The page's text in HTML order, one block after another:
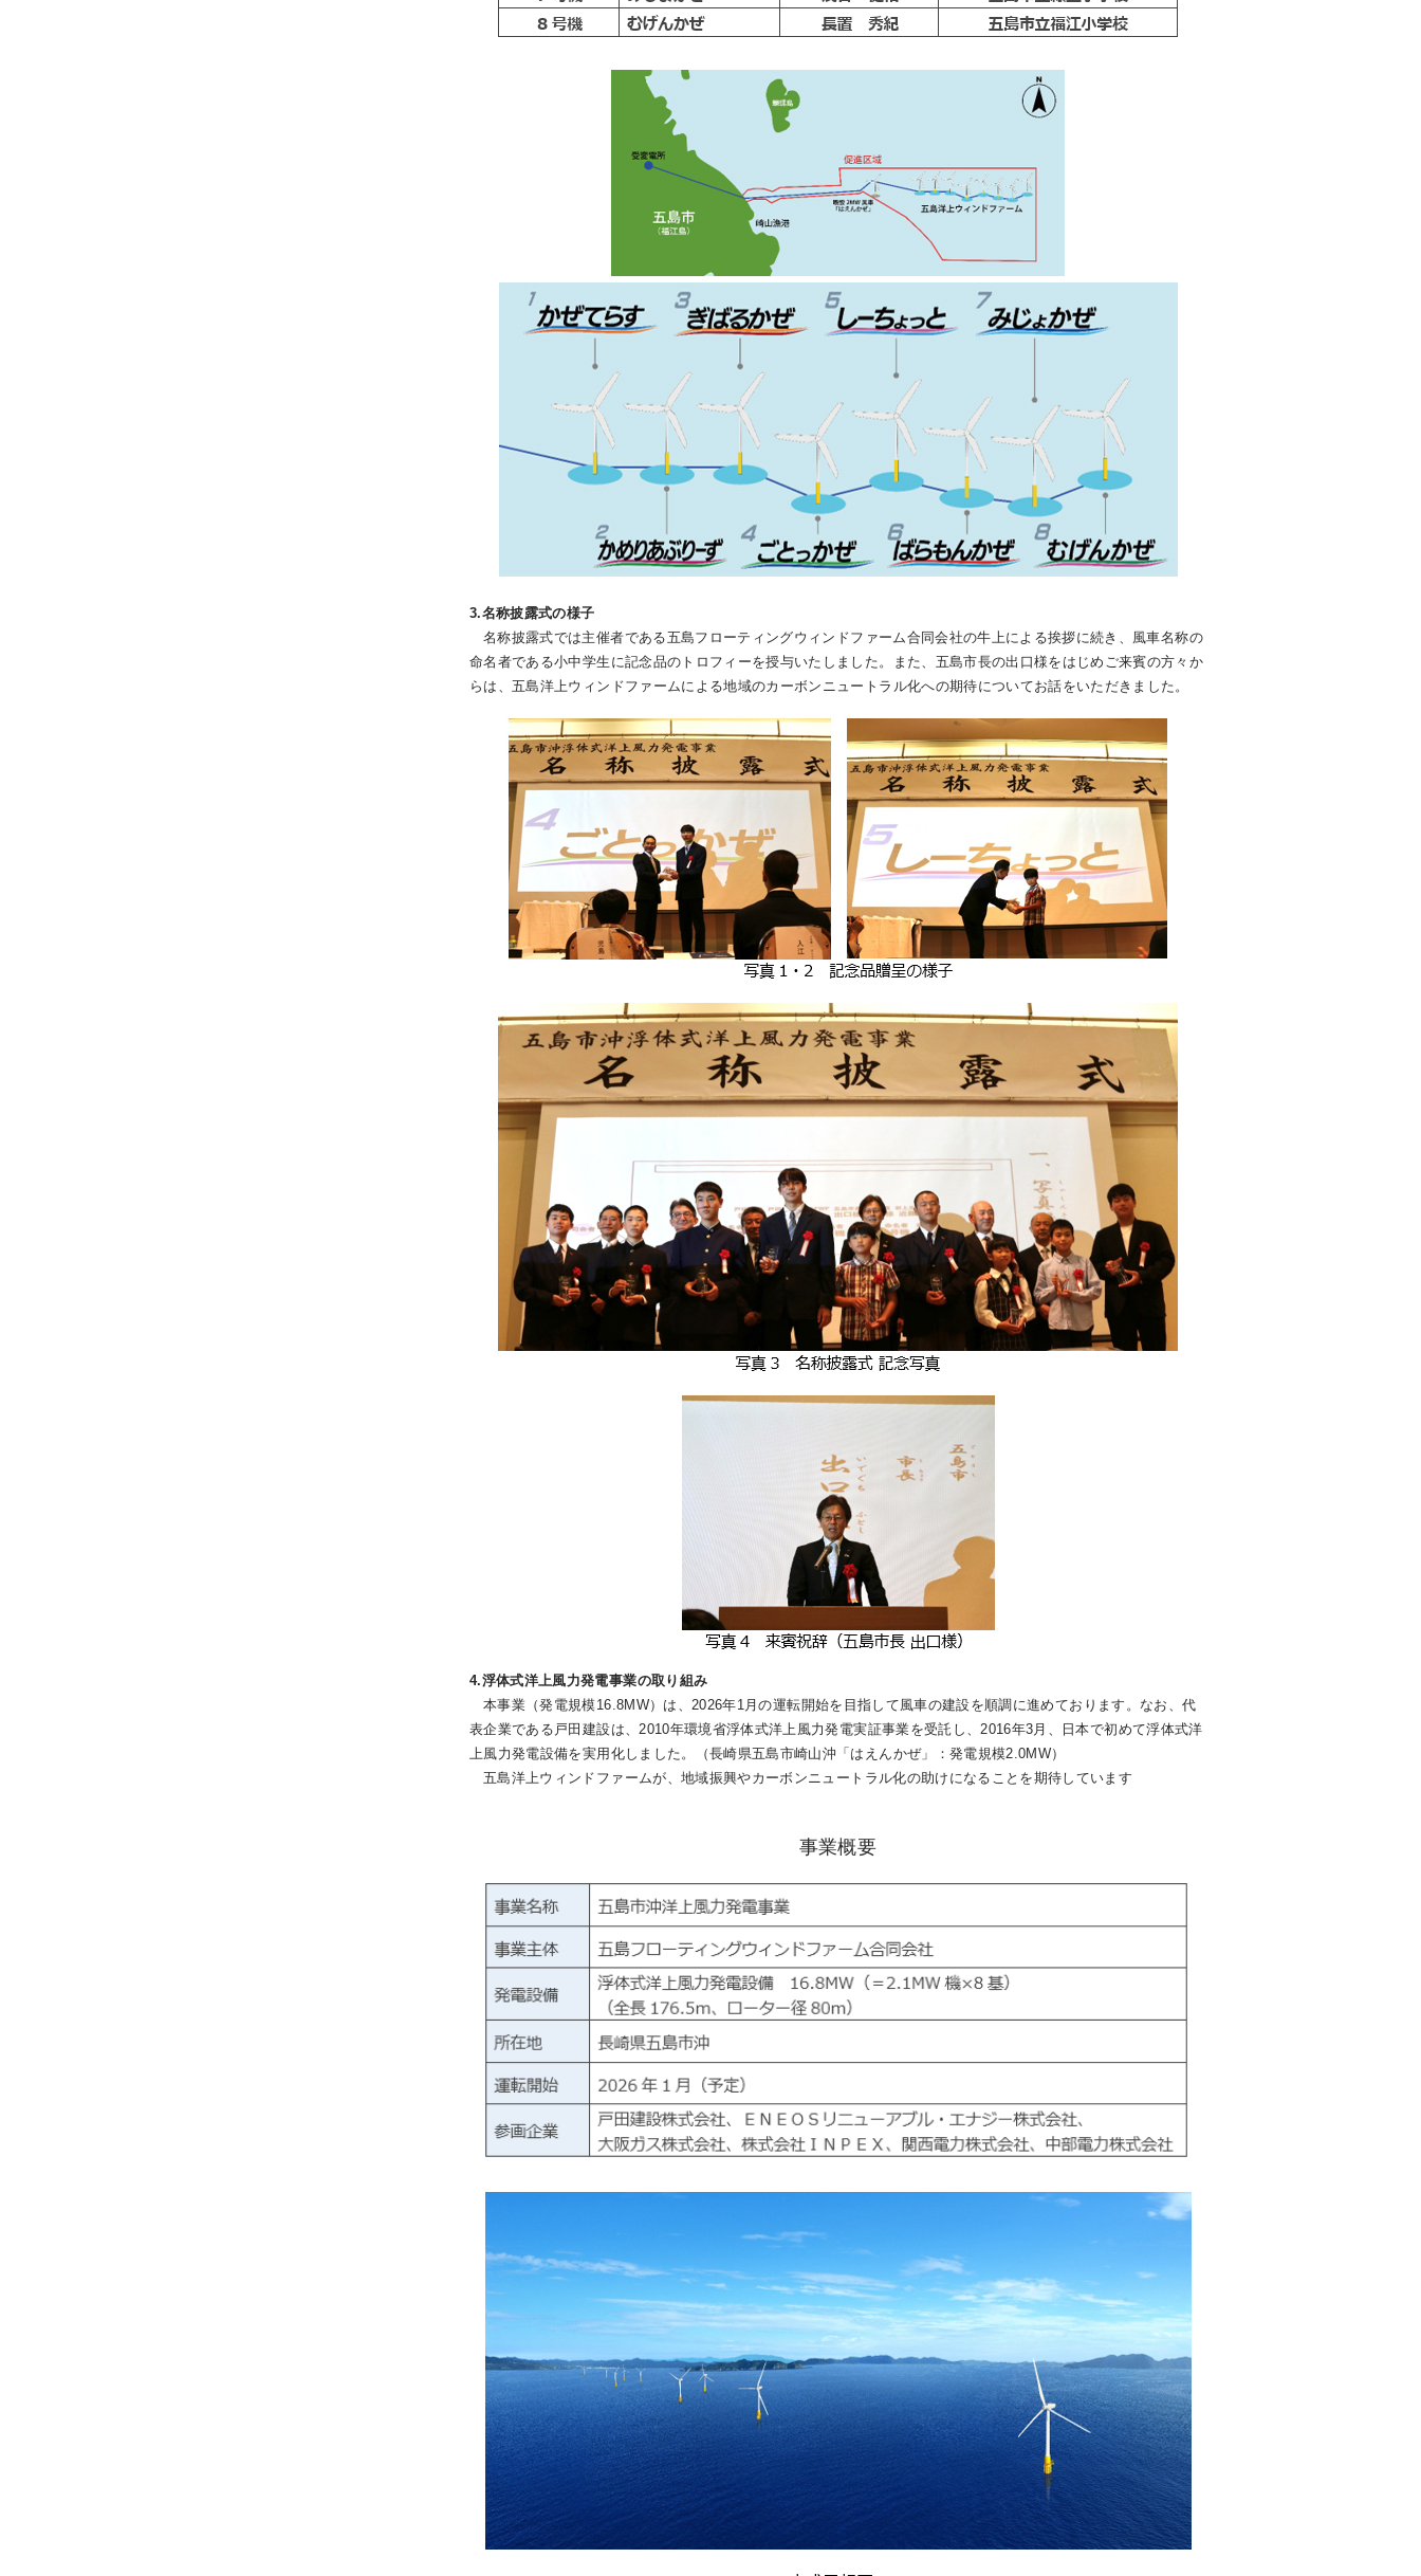
3.名称披露式の様子
名称披露式では主催者である五島フローティングウィンドファーム合同会社の牛上による挨拶に続き、風車名称の
命名者である小中学生に記念品のトロフィーを授与いたしました。また、五島市長の出口様をはじめご来賓の方々か
らは、五島洋上ウィンドファームによる地域のカーボンニュートラル化への期待についてお話をいただきました。
4.浮体式洋上風力発電事業の取り組み
本事業（発電規模16.8MW）は、2026年1月の運転開始を目指して風車の建設を順調に進めております。なお、代
表企業である戸田建設は、2010年環境省浮体式洋上風力発電実証事業を受託し、2016年3月、日本で初めて浮体式洋
上風力発電設備を実用化しました。（長崎県五島市崎山沖「はえんかぜ」：発電規模2.0MW）
五島洋上ウィンドファームが、地域振興やカーボンニュートラル化の助けになることを期待しています
事業概要